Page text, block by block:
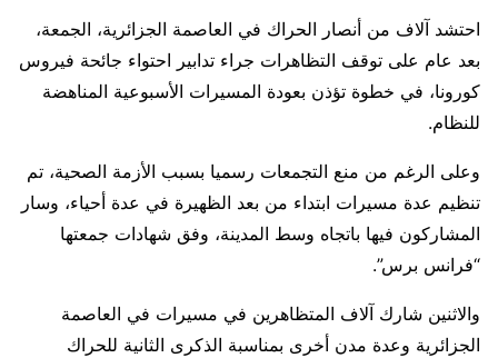
احتشد آلاف من أنصار الحراك في العاصمة الجزائرية، الجمعة،
بعد عام على توقف التظاهرات جراء تدابير احتواء جائحة فيروس
كورونا، في خطوة تؤذن بعودة المسيرات الأسبوعية المناهضة
للنظام.
وعلى الرغم من منع التجمعات رسميا بسبب الأزمة الصحية، تم
تنظيم عدة مسيرات ابتداء من بعد الظهيرة في عدة أحياء، وسار
المشاركون فيها باتجاه وسط المدينة، وفق شهادات جمعتها
“فرانس برس”.
والاثنين شارك آلاف المتظاهرين في مسيرات في العاصمة
الجزائرية وعدة مدن أخرى بمناسبة الذكرى الثانية للحراك